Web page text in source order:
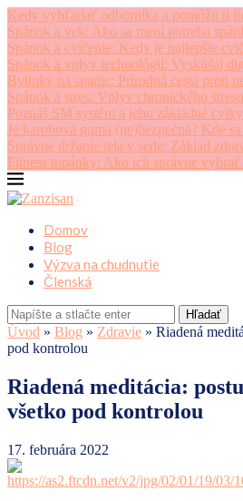
Kedy vyhľadať odborníka a pomôžu ti
Spánok a vek: Ako sa mení potreba
Spánok a cvičenie: Kedy je najlepšie
Spánok a vplyv technológii: Vyskúšaj
Bylinky na spanie: Prírodná cesta proti
Spánok a stres: Vplyv chronického
Poznáš SM systém a jeho základné
Je karobová guma (ne)bezpečná? Kde
Správne držanie tela v sede: Základ
Fitness topánky: Ako ich správne vybrať
Domov
Blog
Výzva na chudnutie
Členská
Hľadať
Úvod » Blog » Zdravie » Riadená
pod kontrolou
Riadená meditácia:
všetko pod kontrolou
17. februára 2022